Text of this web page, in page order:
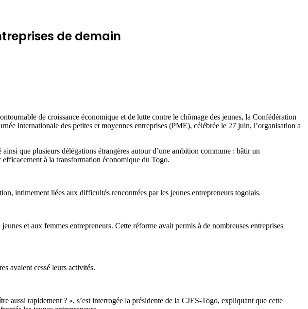
de demain
de croissance économique et de lutte contre le chômage des jeunes, la Confédération
internationale des petites et moyennes entreprises (PME), célébrée le 27 juin, l’organisation a
que plusieurs délégations étrangères autour d’une ambition commune : bâtir un
efficacement à la transformation économique du Togo.
intimement liées aux difficultés rencontrées par les jeunes entrepreneurs togolais.
et aux femmes entrepreneurs. Cette réforme avait permis à de nombreuses entreprises
avaient cessé leurs activités.
aussi rapidement ? », s’est interrogée la présidente de la CJES-Togo, expliquant que cette